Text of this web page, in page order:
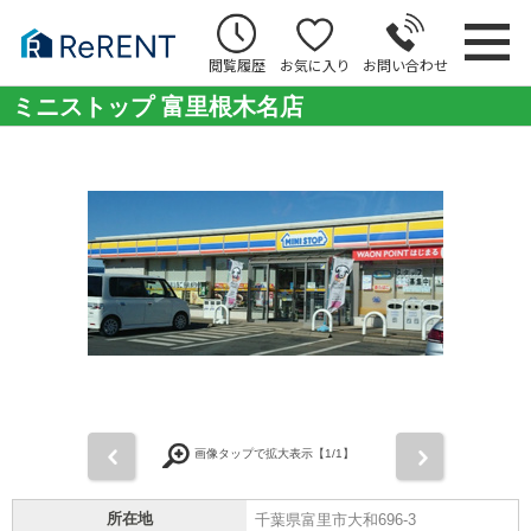
閲覧履歴 お気に入り お問い合わせ
ミニストップ 富里根木名店
画像タップで拡大表示【1/1】
所在地 千葉県富里市大和696-3